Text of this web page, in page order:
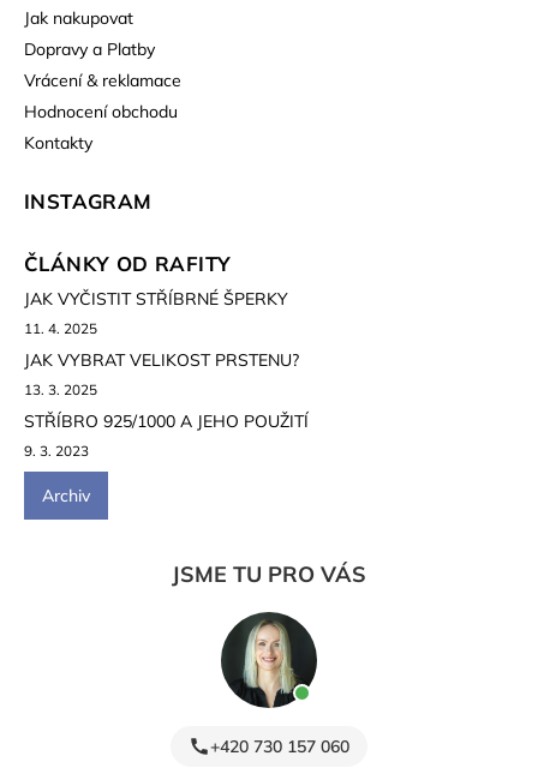
Jak nakupovat
Dopravy a Platby
Vrácení & reklamace
Hodnocení obchodu
Kontakty
INSTAGRAM
ČLÁNKY OD RAFITY
JAK VYČISTIT STŘÍBRNÉ ŠPERKY
11. 4. 2025
JAK VYBRAT VELIKOST PRSTENU?
13. 3. 2025
STŘÍBRO 925/1000 A JEHO POUŽITÍ
9. 3. 2023
Archiv
JSME TU PRO VÁS
+420 730 157 060